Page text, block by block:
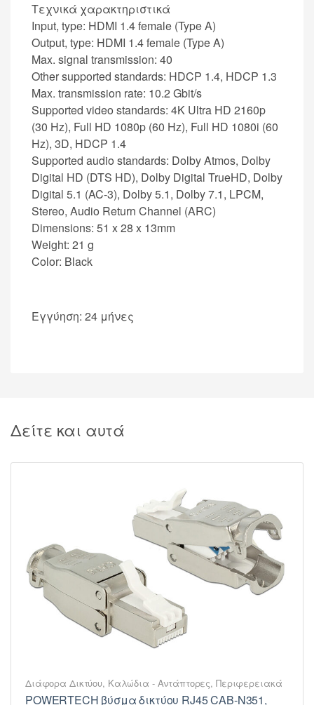
Τεχνικά χαρακτηριστικά
Input, type: HDMI 1.4 female (Type A)
Output, type: HDMI 1.4 female (Type A)
Max. signal transmission: 40
Other supported standards: HDCP 1.4, HDCP 1.3
Max. transmission rate: 10.2 Gbit/s
Supported video standards: 4K Ultra HD 2160p
(30 Hz), Full HD 1080p (60 Hz), Full HD 1080i (60
Hz), 3D, HDCP 1.4
Supported audio standards: Dolby Atmos, Dolby
Digital HD (DTS HD), Dolby Digital TrueHD, Dolby
Digital 5.1 (AC-3), Dolby 5.1, Dolby 7.1, LPCM,
Stereo, Audio Return Channel (ARC)
Dimensions: 51 x 28 x 13mm
Weight: 21 g
Color: Black
Εγγύηση: 24 μήνες
Δείτε και αυτά
Διάφορα Δικτύου, Καλώδια - Αντάπτορες, Περιφερειακά
POWERTECH βύσμα δικτύου RJ45 CAB-N351,